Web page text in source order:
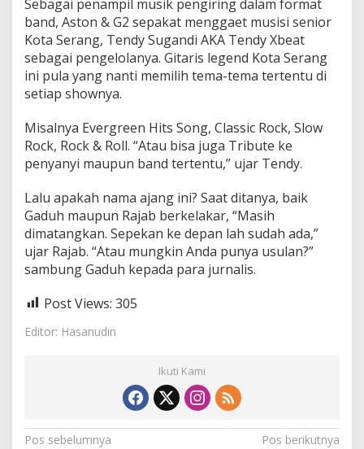
Sebagai penampil musik pengiring dalam format
band, Aston & G2 sepakat menggaet musisi senior
Kota Serang, Tendy Sugandi AKA Tendy Xbeat
sebagai pengelolanya. Gitaris legend Kota Serang
ini pula yang nanti memilih tema-tema tertentu di
setiap shownya.
Misalnya Evergreen Hits Song, Classic Rock, Slow
Rock, Rock & Roll. “Atau bisa juga Tribute ke
penyanyi maupun band tertentu,” ujar Tendy.
Lalu apakah nama ajang ini? Saat ditanya, baik
Gaduh maupun Rajab berkelakar, “Masih
dimatangkan. Sepekan ke depan lah sudah ada,”
ujar Rajab. “Atau mungkin Anda punya usulan?”
sambung Gaduh kepada para jurnalis.
Post Views: 305
Editor: Hasanudin
Ikuti Kami
Pos sebelumnya
Pos berikutnya